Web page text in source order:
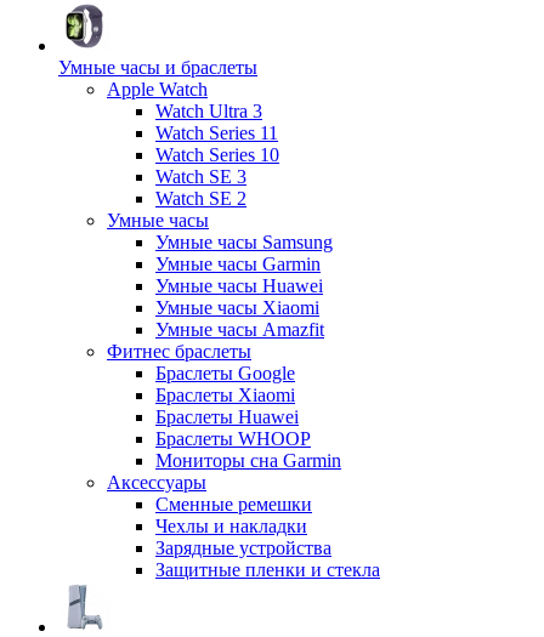
Умные часы и браслеты
Apple Watch
Watch Ultra 3
Watch Series 11
Watch Series 10
Watch SE 3
Watch SE 2
Умные часы
Умные часы Samsung
Умные часы Garmin
Умные часы Huawei
Умные часы Xiaomi
Умные часы Amazfit
Фитнес браслеты
Браслеты Google
Браслеты Xiaomi
Браслеты Huawei
Браслеты WHOOP
Мониторы сна Garmin
Аксессуары
Сменные ремешки
Чехлы и накладки
Зарядные устройства
Защитные пленки и стекла